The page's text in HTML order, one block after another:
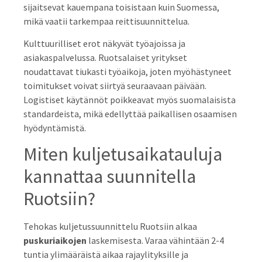
sijaitsevat kauempana toisistaan kuin Suomessa,
mikä vaatii tarkempaa reittisuunnittelua.
Kulttuurilliset erot näkyvät työajoissa ja
asiakaspalvelussa. Ruotsalaiset yritykset
noudattavat tiukasti työaikoja, joten myöhästyneet
toimitukset voivat siirtyä seuraavaan päivään.
Logistiset käytännöt poikkeavat myös suomalaisista
standardeista, mikä edellyttää paikallisen osaamisen
hyödyntämistä.
Miten kuljetusaikatauluja
kannattaa suunnitella
Ruotsiin?
Tehokas kuljetussuunnittelu Ruotsiin alkaa
puskuriaikojen laskemisesta. Varaa vähintään 2-4
tuntia ylimääräistä aikaa rajaylityksille ja